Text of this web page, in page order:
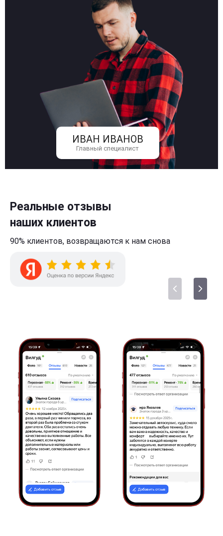
ИВАН ИВАНОВ
Главный специалист
Реальные отзывы
наших клиентов
90% клиентов, возвращаются к нам снова